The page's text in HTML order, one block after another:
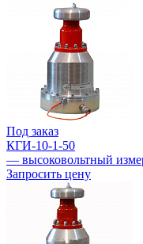
Под заказ
КГИ-10-1-50
— высоковольтный
Запросить цену